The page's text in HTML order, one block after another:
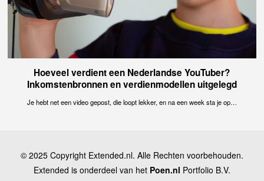
Hoeveel verdient een Nederlandse YouTuber?
Inkomstenbronnen en verdienmodellen uitgelegd
Je hebt net een video gepost, die loopt lekker, en na een week sta je op…
© 2025 Copyright Extended.nl. Alle Rechten voorbehouden.
Extended is onderdeel van het Poen.nl Portfolio B.V.